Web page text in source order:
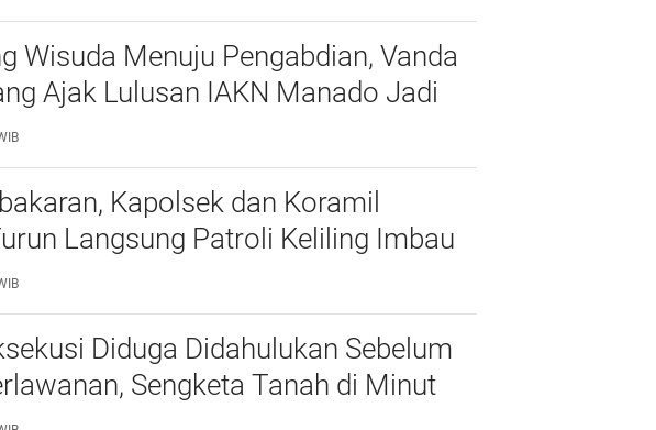
Wisuda Menuju Pengabdian, Vanda
Ajak Lulusan IAKN Manado Jadi
bagi Bangsa
Kapolsek dan Koramil
Langsung Patroli Keliling Imbau
Kewaspadaan
Diduga Didahulukan Sebelum
Sengketa Tanah di Minut